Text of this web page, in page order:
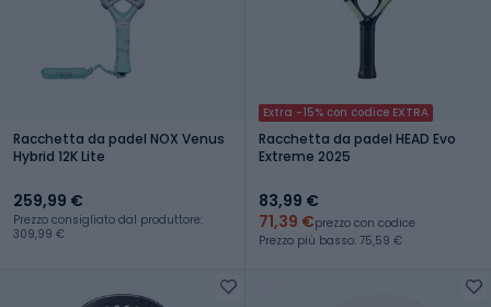
Racchetta da padel NOX Venus
Hybrid 12K Lite
259,99 €
Prezzo consigliato dal produttore:
309,99 €
Extra -15% con codice EXTRA
Racchetta da padel HEAD Evo
Extreme 2025
83,99 €
71,39 €prezzo con codice
Prezzo più basso: 75,59 €